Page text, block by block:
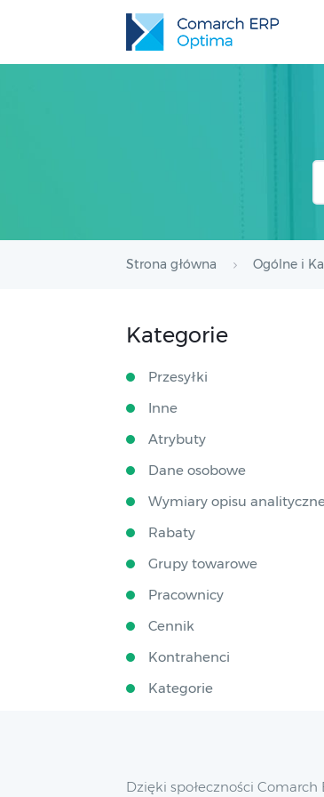
Strona główna Ogólne i
Kategorie
Przesyłki
Inne
Atrybuty
Dane osobowe
Wymiary opisu
Rabaty
Grupy towarowe
Pracownicy
Cennik
Kontrahenci
Kategorie
Dzięki społeczności